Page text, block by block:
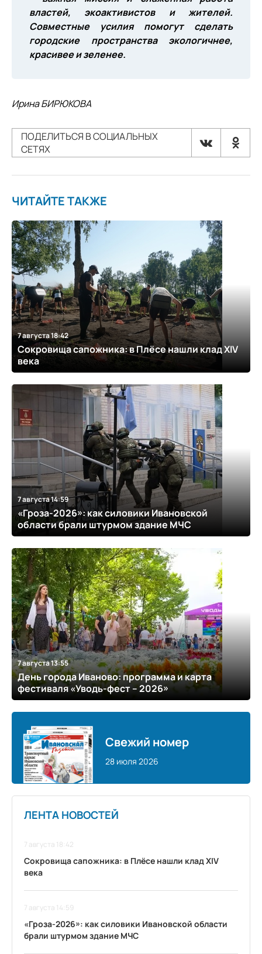
властей, экоактивистов и жителей.
Совместные усилия помогут сделать
городские пространства экологичнее,
красивее и зеленее.
Ирина БИРЮКОВА
ПОДЕЛИТЬСЯ В СОЦИАЛЬНЫХ
СЕТЯХ
ЧИТАЙТЕ ТАКЖЕ
7 августа 18:42
Сокровища сапожника: в Плёсе нашли клад XIV
века
7 августа 14:59
«Гроза-2026»: как силовики Ивановской
области брали штурмом здание МЧС
7 августа 13:55
День города Иваново: программа и карта
фестиваля «Уводь-фест – 2026»
Свежий номер
28 июля 2026
ЛЕНТА НОВОСТЕЙ
7 августа 18:42
Сокровища сапожника: в Плёсе нашли клад XIV
века
7 августа 14:59
«Гроза-2026»: как силовики Ивановской области
брали штурмом здание МЧС